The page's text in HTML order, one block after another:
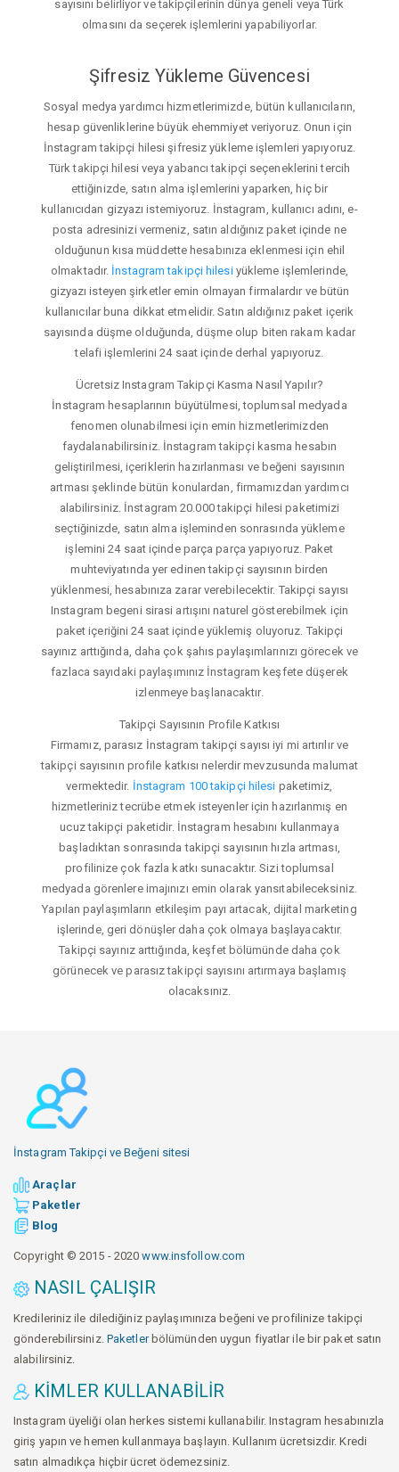
sayısını belirliyor ve takipçilerinin dünya geneli veya Türk
olmasını da seçerek işlemlerini yapabiliyorlar.
Şifresiz Yükleme Güvencesi
Sosyal medya yardımcı hizmetlerimizde, bütün kullanıcıların,
hesap güvenliklerine büyük ehemmiyet veriyoruz. Onun için
İnstagram takipçi hilesi şifresiz yükleme işlemleri yapıyoruz.
Türk takipçi hilesi veya yabancı takipçi seçeneklerini tercih
ettiğinizde, satın alma işlemlerini yaparken, hiç bir
kullanıcıdan gizyazı istemiyoruz. İnstagram, kullanıcı adını, e-
posta adresinizi vermeniz, satın aldığınız paket içinde ne
olduğunun kısa müddette hesabınıza eklenmesi için ehil
olmaktadır. İnstagram takipçi hilesiyükleme işlemlerinde,
gizyazı isteyen şirketler emin olmayan firmalardır ve bütün
kullanıcılar buna dikkat etmelidir. Satın aldığınız paket içerik
sayısında düşme olduğunda, düşme olup biten rakam kadar
telafi işlemlerini 24 saat içinde derhal yapıyoruz.
Ücretsiz Instagram Takipçi Kasma Nasıl Yapılır?
İnstagram hesaplarının büyütülmesi, toplumsal medyada
fenomen olunabilmesi için emin hizmetlerimizden
faydalanabilirsiniz. İnstagram takipçi kasma hesabın
geliştirilmesi, içeriklerin hazırlanması ve beğeni sayısının
artması şeklinde bütün konulardan, firmamızdan yardımcı
alabilirsiniz. İnstagram 20.000 takipçi hilesi paketimizi
seçtiğinizde, satın alma işleminden sonrasında yükleme
işlemini 24 saat içinde parça parça yapıyoruz. Paket
muhteviyatında yer edinen takipçi sayısının birden
yüklenmesi, hesabınıza zarar verebilecektir. Takipçi sayısı
Instagram begeni sirasi artışını naturel gösterebilmek için
paket içeriğini 24 saat içinde yüklemiş oluyoruz. Takipçi
sayınız arttığında, daha çok şahıs paylaşımlarınızı görecek ve
fazlaca sayıdaki paylaşımınız İnstagram keşfete düşerek
izlenmeye başlanacaktır.
Takipçi Sayısının Profile Katkısı
Firmamız, parasız İnstagram takipçi sayısı iyi mi artırılır ve
takipçi sayısının profile katkısı nelerdir mevzusunda malumat
vermektedir. İnstagram 100 takipçi hilesi paketimiz,
hizmetleriniz tecrübe etmek isteyenler için hazırlanmış en
ucuz takipçi paketidir. İnstagram hesabını kullanmaya
başladıktan sonrasında takipçi sayısının hızla artması,
profilinize çok fazla katkı sunacaktır. Sizi toplumsal
medyada görenlere imajınızı emin olarak yansıtabileceksiniz.
Yapılan paylaşımların etkileşim payı artacak, dijital marketing
işlerinde, geri dönüşler daha çok olmaya başlayacaktır.
Takipçi sayınız arttığında, keşfet bölümünde daha çok
görünecek ve parasız takipçi sayısını artırmaya başlamış
olacaksınız.
İnstagram Takipçi ve Beğeni sitesi
Araçlar
Paketler
Blog
Copyright © 2015 - 2020www.insfollow.com
NASIL ÇALIŞIR
Kredileriniz ile dilediğiniz paylaşımınıza beğeni ve profilinize takipçi
gönderebilirsiniz. Paketlerbölümünden uygun fiyatlar ile bir paket satın
alabilirsiniz.
KIMLER KULLANABILIR
Instagram üyeliği olan herkes sistemi kullanabilir. Instagram hesabınızla
giriş yapın ve hemen kullanmaya başlayın. Kullanım ücretsizdir. Kredi
satın almadıkça hiçbir ücret ödemezsiniz.